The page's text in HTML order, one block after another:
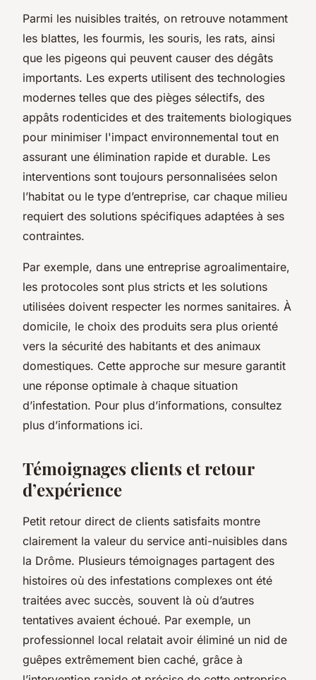
Parmi les nuisibles traités, on retrouve notamment
les blattes, les fourmis, les souris, les rats, ainsi
que les pigeons qui peuvent causer des dégâts
importants. Les experts utilisent des technologies
modernes telles que des pièges sélectifs, des
appâts rodenticides et des traitements biologiques
pour minimiser l'impact environnemental tout en
assurant une élimination rapide et durable. Les
interventions sont toujours personnalisées selon
l’habitat ou le type d’entreprise, car chaque milieu
requiert des solutions spécifiques adaptées à ses
contraintes.
Par exemple, dans une entreprise agroalimentaire,
les protocoles sont plus stricts et les solutions
utilisées doivent respecter les normes sanitaires. À
domicile, le choix des produits sera plus orienté
vers la sécurité des habitants et des animaux
domestiques. Cette approche sur mesure garantit
une réponse optimale à chaque situation
d’infestation. Pour plus d’informations, consultez
plus d’informations ici.
Témoignages clients et retour
d’expérience
Petit retour direct de clients satisfaits montre
clairement la valeur du service anti-nuisibles dans
la Drôme. Plusieurs témoignages partagent des
histoires où des infestations complexes ont été
traitées avec succès, souvent là où d’autres
tentatives avaient échoué. Par exemple, un
professionnel local relatait avoir éliminé un nid de
guêpes extrêmement bien caché, grâce à